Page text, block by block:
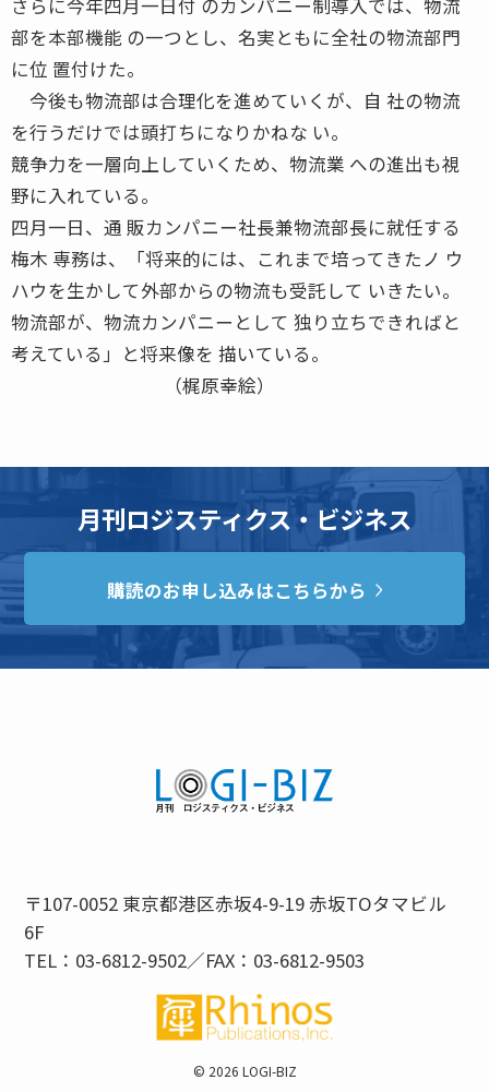
部を本部機能 の一つとし、名実ともに全社の物流部門
に位 置付けた。
今後も物流部は合理化を進めていくが、自 社の物流
を行うだけでは頭打ちになりかねな い。
競争力を一層向上していくため、物流業 への進出も視
野に入れている。
四月一日、通 販カンパニー社長兼物流部長に就任する
梅木 専務は、「将来的には、これまで培ってきたノ ウ
ハウを生かして外部からの物流も受託して いきたい。
物流部が、物流カンパニーとして 独り立ちできればと
考えている」と将来像を 描いている。
（梶原幸絵）
月刊ロジスティクス・ビジネス
購読のお申し込みはこちらから
〒107-0052 東京都港区赤坂4-9-19 赤坂TOタマビル
6F
TEL：03-6812-9502／FAX：03-6812-9503
© 2026 LOGI-BIZ